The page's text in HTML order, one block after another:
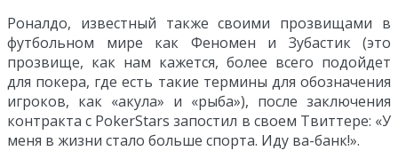
Роналдо, известный также своими прозвищами в
футбольном мире как Феномен и Зубастик (это
прозвище, как нам кажется, более всего подойдет
для покера, где есть такие термины для обозначения
игроков, как «акула» и «рыба»), после заключения
контракта с PokerStars запостил в своем Твиттере: «У
меня в жизни стало больше спорта. Иду ва-банк!».